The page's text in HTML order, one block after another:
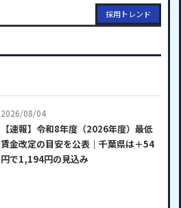
採用トレンド
2026/08/04
【速報】令和8年度（2026年度）最低
賃金改定の目安を公表｜千葉県は＋54
円で1,194円の見込み